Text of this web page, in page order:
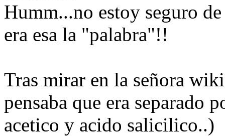
Humm...no estoy seguro
era esa la "palabra"!!
Tras mirar en la señora
pensaba que era separado
acetico y acido salicilico..)